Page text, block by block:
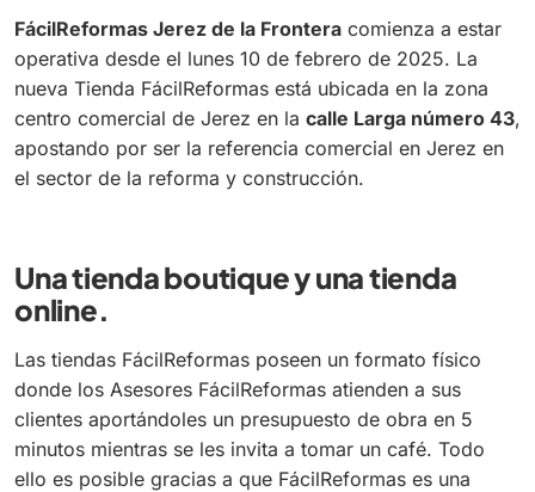
FácilReformas Jerez de la Frontera comienza a estar
operativa desde el lunes 10 de febrero de 2025. La
nueva Tienda FácilReformas está ubicada en la zona
centro comercial de Jerez en la calle Larga número 43,
apostando por ser la referencia comercial en Jerez en
el sector de la reforma y construcción.
Una tiendaboutiquey una tienda
online.
Las tiendas FácilReformas poseen un formato físico
donde los Asesores FácilReformas atienden a sus
clientes aportándoles un presupuesto de obra en 5
minutos mientras se les invita a tomar un café. Todo
ello es posible gracias a que FácilReformas es una